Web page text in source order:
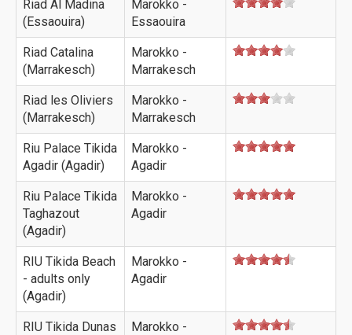
Riad Al Madina
(Essaouira)
Marokko -
Essaouira
Riad Catalina
(Marrakesch)
Marokko -
Marrakesch
Riad les Oliviers
(Marrakesch)
Marokko -
Marrakesch
Riu Palace Tikida
Agadir (Agadir)
Marokko -
Agadir
Riu Palace Tikida
Taghazout
(Agadir)
Marokko -
Agadir
RIU Tikida Beach
- adults only
(Agadir)
Marokko -
Agadir
RIU Tikida Dunas
Marokko -